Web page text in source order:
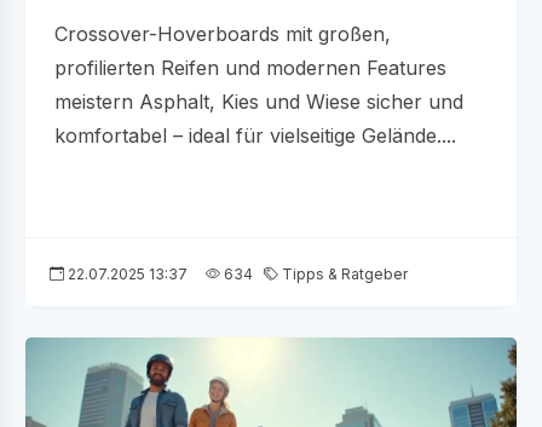
Crossover-Hoverboards mit großen,
profilierten Reifen und modernen Features
meistern Asphalt, Kies und Wiese sicher und
komfortabel – ideal für vielseitige Gelände....
22.07.2025 13:37 634 Tipps & Ratgeber